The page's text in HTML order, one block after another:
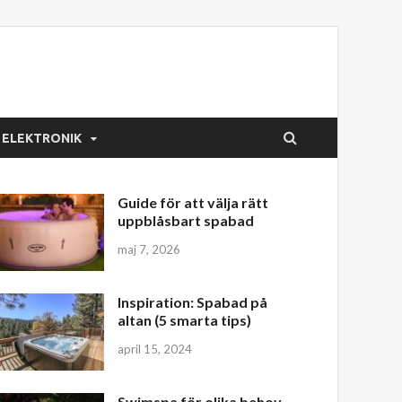
ELEKTRONIK
Guide för att välja rätt
uppblåsbart spabad
maj 7, 2026
Inspiration: Spabad på
altan (5 smarta tips)
april 15, 2024